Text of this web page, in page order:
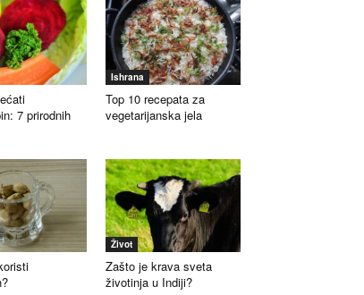
7 prirodnih
Ishrana
Top 10 recepata za
vegetarijanska jela
Život
Zašto je krava sveta
životinja u Indiji?